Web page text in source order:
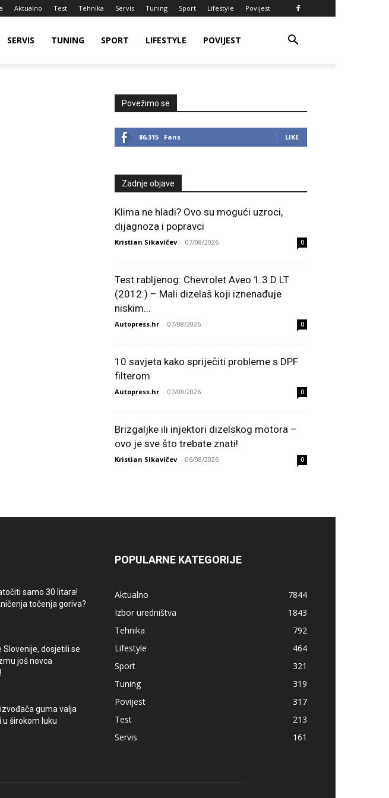
Aktualno Test Tehnika Servis Tuning Sport Lifestyle Povijest
SERVIS TUNING SPORT LIFESTYLE POVIJEST
Povežimo se
86,315 Fans LIKE
Zadnje objave
Klima ne hladi? Ovo su mogući uzroci,
dijagnoza i popravci
Kristian Sikavičev - 07/08/2026 0
Test rabljenog: Chevrolet Aveo 1.3 D LT
(2012.) – Mali dizelaš koji iznenađuje
niskim...
Autopress.hr - 07/08/2026 0
10 savjeta kako spriječiti probleme s DPF
filterom
Autopress.hr - 07/08/2026 0
Brizgaljke ili injektori dizelskog motora –
ovo je sve što trebate znati!
Kristian Sikavičev - 06/08/2026 0
samo 30 litara!
točenja goriva?
Slovenije, dosjetili se
još novca
guma valja
u širokom luku
POPULARNE KATEGORIJE
Aktualno
7844
Izbor uredništva
1843
Tehnika
792
Lifestyle
464
Sport
321
Tuning
319
Povijest
317
Test
213
Servis
161